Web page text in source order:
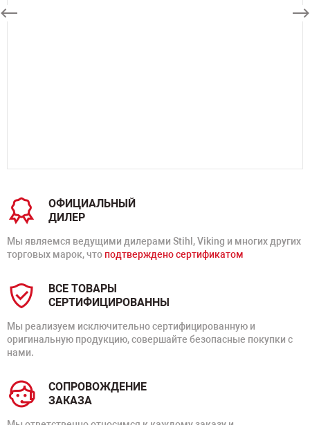
ОФИЦИАЛЬНЫЙ
ДИЛЕР
Мы являемся ведущими дилерами Stihl, Viking и многих других
торговых марок, что подтверждено сертификатом
ВСЕ ТОВАРЫ
СЕРТИФИЦИРОВАННЫ
Мы реализуем исключительно сертифицированную и
оригинальную продукцию, совершайте безопасные покупки с
нами.
СОПРОВОЖДЕНИЕ
ЗАКАЗА